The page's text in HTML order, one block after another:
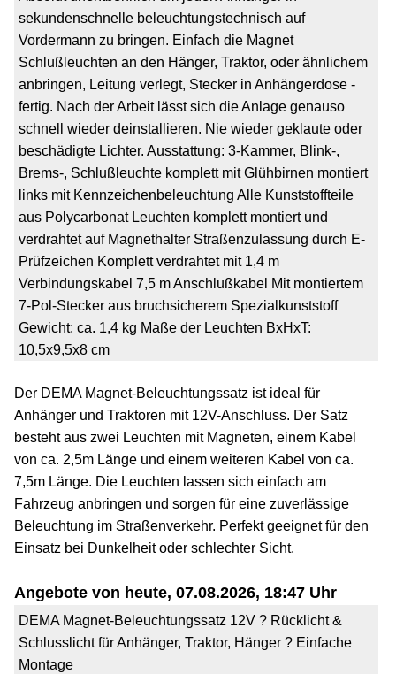
sekundenschnelle beleuchtungstechnisch auf
Vordermann zu bringen. Einfach die Magnet
Schlußleuchten an den Hänger, Traktor, oder ähnlichem
anbringen, Leitung verlegt, Stecker in Anhängerdose -
fertig. Nach der Arbeit lässt sich die Anlage genauso
schnell wieder deinstallieren. Nie wieder geklaute oder
beschädigte Lichter. Ausstattung: 3-Kammer, Blink-,
Brems-, Schlußleuchte komplett mit Glühbirnen montiert
links mit Kennzeichenbeleuchtung Alle Kunststoffteile
aus Polycarbonat Leuchten komplett montiert und
verdrahtet auf Magnethalter Straßenzulassung durch E-
Prüfzeichen Komplett verdrahtet mit 1,4 m
Verbindungskabel 7,5 m Anschlußkabel Mit montiertem
7-Pol-Stecker aus bruchsicherem Spezialkunststoff
Gewicht: ca. 1,4 kg Maße der Leuchten BxHxT:
10,5x9,5x8 cm
Der DEMA Magnet-Beleuchtungssatz ist ideal für
Anhänger und Traktoren mit 12V-Anschluss. Der Satz
besteht aus zwei Leuchten mit Magneten, einem Kabel
von ca. 2,5m Länge und einem weiteren Kabel von ca.
7,5m Länge. Die Leuchten lassen sich einfach am
Fahrzeug anbringen und sorgen für eine zuverlässige
Beleuchtung im Straßenverkehr. Perfekt geeignet für den
Einsatz bei Dunkelheit oder schlechter Sicht.
Angebote von heute, 07.08.2026, 18:47 Uhr
DEMA Magnet-Beleuchtungssatz 12V ? Rücklicht &
Schlusslicht für Anhänger, Traktor, Hänger ? Einfache
Montage